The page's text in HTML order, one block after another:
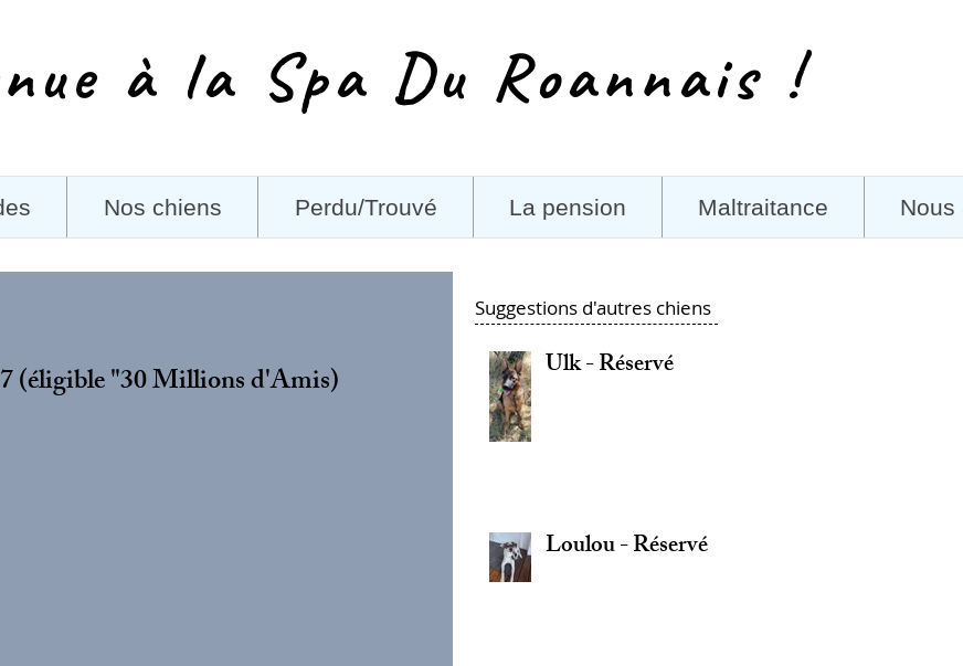
à la Spa Du Roannais !
Nos chiens Perdu/Trouvé La pension Maltraitance Nous
(éligible "30 Millions d'Amis)
Suggestions d'autres chiens
Ulk - Réservé
Loulou - Réservé